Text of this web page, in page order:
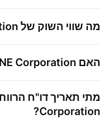
מה שווי השוק של
האם Corporation
מתי תאריך דו"ח
Corporation
?